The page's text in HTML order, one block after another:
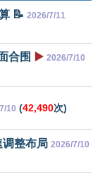
📝 2026/7/11
合围 ▶️ 2026/7/10
10 (42,490次)
整布局 2026/7/10